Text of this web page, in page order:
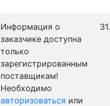
Информация о
заказчике доступна
только
зарегистрированным
поставщикам!
Необходимо
авторизоваться или